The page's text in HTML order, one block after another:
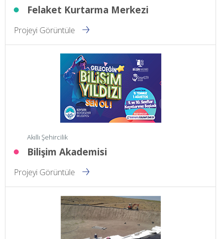
Felaket Kurtarma Merkezi
Projeyi Görüntüle
Akıllı Şehircilik
Bilişim Akademisi
Projeyi Görüntüle